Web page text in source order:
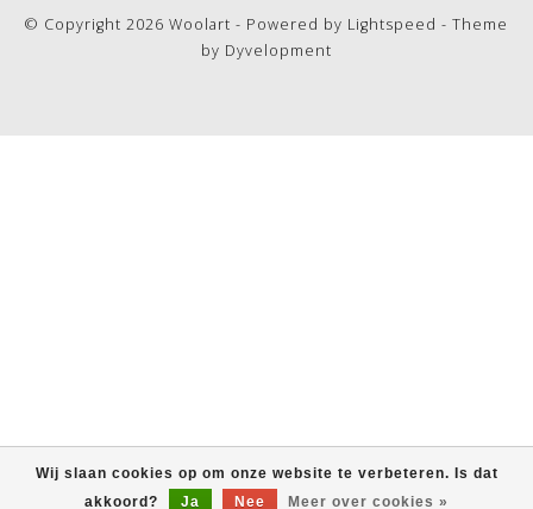
Wij slaan cookies op om onze website te verbeteren. Is dat
akkoord?
Ja Nee Meer over cookies »
© Copyright 2026 Woolart - Powered by Lightspeed - Theme
by Dyvelopment